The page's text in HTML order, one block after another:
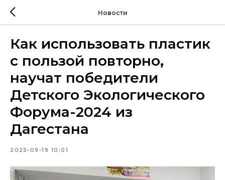
Новости
Как использовать пластик
с пользой повторно,
научат победители
Детского Экологического
Форума-2024 из
Дагестана
2025-09-19 10:01